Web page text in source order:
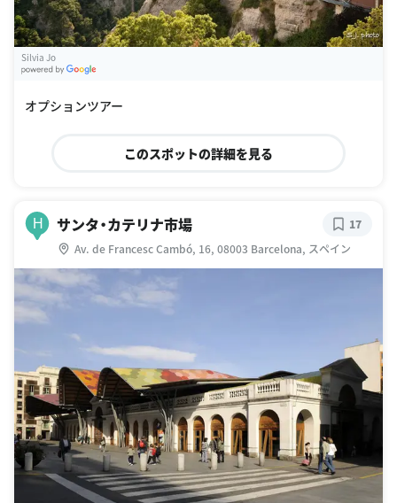
Silvia Jo
オプションツアー
このスポットの詳細を見る
H サンタ・カテリナ市場
Av. de Francesc Cambó, 16, 08003 Barcelona, スペイン
17